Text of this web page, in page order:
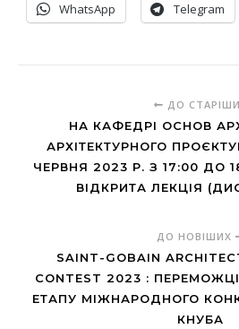
WhatsApp Telegram
ДО
НА КАФЕДРІ ОСНОВ
АРХІТЕКТУРНОГО
ЧЕРВНЯ 2023 Р. З 17:00 ДО
ВІДКРИТА ЛЕКЦІЯ
ДО НОВІШИХ
SAINT-GOBAIN
CONTEST 2023 :
ЕТАПУ МІЖНАРОДНОГО
КНУБА